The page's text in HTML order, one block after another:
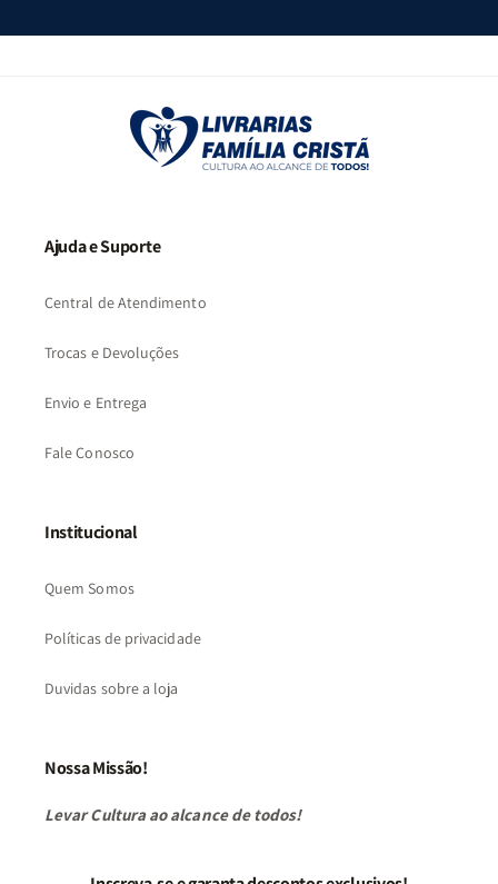
Ajuda e Suporte
Central de Atendimento
Trocas e Devoluções
Envio e Entrega
Fale Conosco
Institucional
Quem Somos
Políticas de privacidade
Duvidas sobre a loja
Nossa Missão!
Levar Cultura ao alcance de todos!